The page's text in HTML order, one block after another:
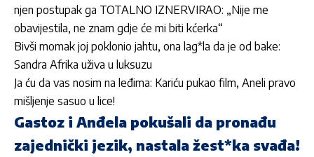
njen postupak ga TOTALNO IZNERVIRAO: „Nije me
obavijestila, ne znam gdje će mi biti kćerka“
Bivši momak joj poklonio jahtu, ona lag*la da je od bake:
Sandra Afrika uživa u luksuzu
Ja ću da vas nosim na leđima: Kariću pukao film, Aneli pravo
mišljenje sasuo u lice!
Gastoz i Anđela pokušali da pronađu
zajednički jezik, nastala žest*ka svađa!